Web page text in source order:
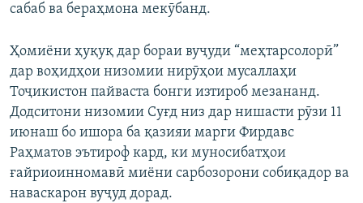
сабаб ва бераҳмона мекӯбанд.
Ҳомиёни ҳуқуқ дар бораи вуҷуди “меҳтарсолорӣ”
дар воҳидҳои низомии нирӯҳои мусаллаҳи
Тоҷикистон пайваста бонги изтироб мезананд.
Додситони низомии Суғд низ дар нишасти рӯзи 11
июнаш бо ишора ба қазияи марги Фирдавс
Раҳматов эътироф кард, ки муносибатҳои
ғайриоинномавӣ миёни сарбозорони собиқадор ва
наваскарон вуҷуд дорад.